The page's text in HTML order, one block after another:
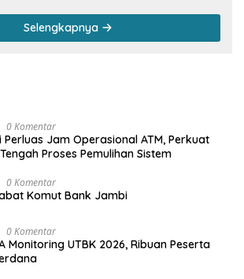
Selengkapnya
0 Komentar
Jam Operasional ATM, Perkuat
Proses Pemulihan Sistem
0 Komentar
Komut Bank Jambi
0 Komentar
Monitoring UTBK 2026, Ribuan Peserta